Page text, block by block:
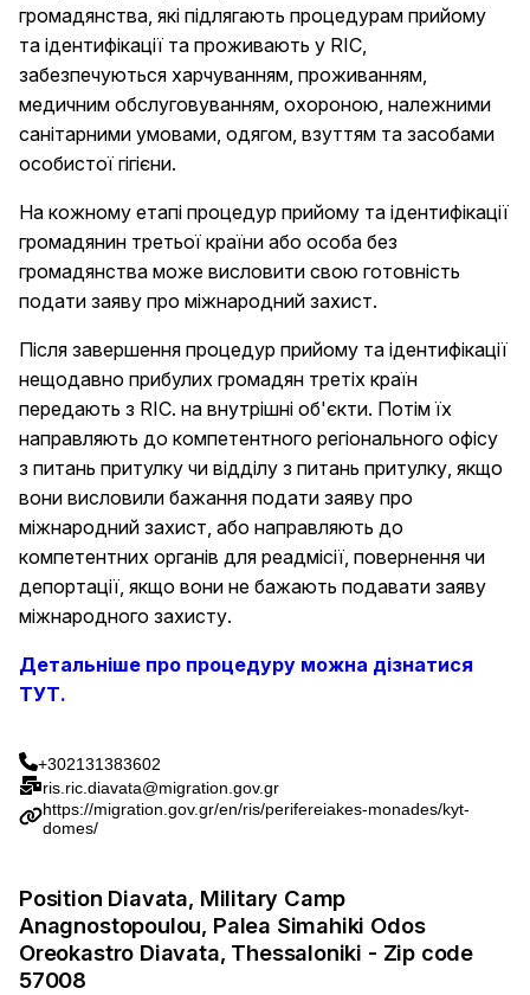
громадянства, які підлягають процедурам прийому
та ідентифікації та проживають у RIC,
забезпечуються харчуванням, проживанням,
медичним обслуговуванням, охороною, належними
санітарними умовами, одягом, взуттям та засобами
особистої гігієни.
На кожному етапі процедур прийому та ідентифікації
громадянин третьої країни або особа без
громадянства може висловити свою готовність
подати заяву про міжнародний захист.
Після завершення процедур прийому та ідентифікації
нещодавно прибулих громадян третіх країн
передають з RIC. на внутрішні об'єкти. Потім їх
направляють до компетентного регіонального офісу
з питань притулку чи відділу з питань притулку, якщо
вони висловили бажання подати заяву про
міжнародний захист, або направляють до
компетентних органів для реадмісії, повернення чи
депортації, якщо вони не бажають подавати заяву
міжнародного захисту.
Детальніше про процедуру можна дізнатися
ТУТ.
+302131383602
ris.ric.diavata@migration.gov.gr
https://migration.gov.gr/en/ris/perifereiakes-monades/kyt-
domes/
Position Diavata, Military Camp
Anagnostopoulou, Palea Simahiki Odos
Oreokastro Diavata, Thessaloniki - Zip code
57008